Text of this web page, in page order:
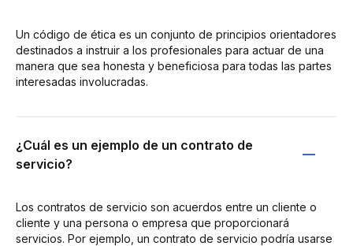
Un código de ética es un conjunto de principios orientadores
destinados a instruir a los profesionales para actuar de una
manera que sea honesta y beneficiosa para todas las partes
interesadas involucradas.
¿Cuál es un ejemplo de un contrato de
servicio?
Los contratos de servicio son acuerdos entre un cliente o
cliente y una persona o empresa que proporcionará
servicios. Por ejemplo, un contrato de servicio podría usarse